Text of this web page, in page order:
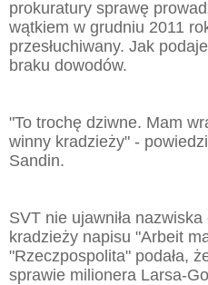
prokuratury sprawę
wątkiem w grudniu 2011
przesłuchiwany. Jak
braku dowodów.
"To trochę dziwne. Mam
winny kradzieży" -
Sandin.
SVT nie ujawniła
kradzieży napisu "Arbeit
"Rzeczpospolita" podała,
sprawie milionera Larsa-